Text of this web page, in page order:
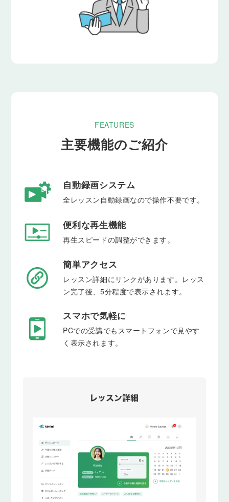
FEATURES
主要機能のご紹介
自動録画システム
全レッスン自動録画なので操作不要です。
便利な再生機能
再生スピードの調整ができます。
簡単アクセス
レッスン詳細にリンクがあります。 レッス
ン完了後、5分程度で表示されます。
スマホで気軽に
PCでの受講でもスマートフォンで見やす
く表示されます。